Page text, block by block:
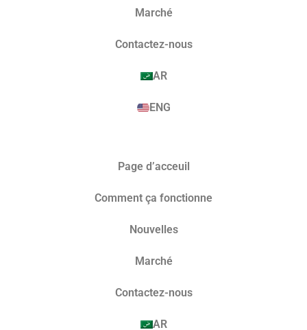
Marché​
Contactez-nous
AR
ENG
Page d’acceuil
Comment ça fonctionne
Nouvelles
Marché​
Contactez-nous
AR